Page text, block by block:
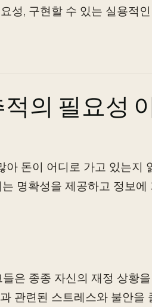
성, 구현할 수 있는 실용적
의 필요성
돈이 어디로 가고 있는지
명확성을 제공하고 정보에
은 종종 자신의 재정 상황
관련된 스트레스와 불안을